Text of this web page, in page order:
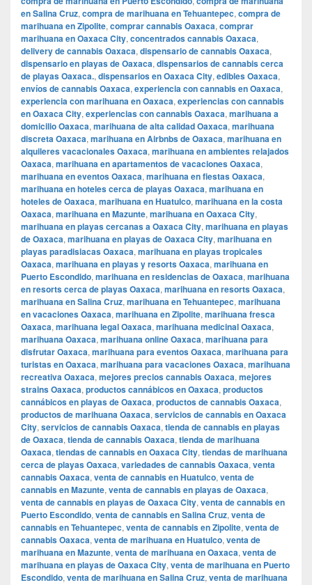
en Salina Cruz, compra de marihuana en Tehuantepec, compra de
marihuana en Zipolite, comprar cannabis Oaxaca, comprar
marihuana en Oaxaca City, concentrados cannabis Oaxaca,
delivery de cannabis Oaxaca, dispensario de cannabis Oaxaca,
dispensario en playas de Oaxaca, dispensarios de cannabis cerca
de playas Oaxaca., dispensarios en Oaxaca City, edibles Oaxaca,
envíos de cannabis Oaxaca, experiencia con cannabis en Oaxaca,
experiencia con marihuana en Oaxaca, experiencias con cannabis
en Oaxaca City, experiencias con cannabis Oaxaca, marihuana a
domicilio Oaxaca, marihuana de alta calidad Oaxaca, marihuana
discreta Oaxaca, marihuana en Airbnbs de Oaxaca, marihuana en
alquileres vacacionales Oaxaca, marihuana en ambientes relajados
Oaxaca, marihuana en apartamentos de vacaciones Oaxaca,
marihuana en eventos Oaxaca, marihuana en fiestas Oaxaca,
marihuana en hoteles cerca de playas Oaxaca, marihuana en
hoteles de Oaxaca, marihuana en Huatulco, marihuana en la costa
Oaxaca, marihuana en Mazunte, marihuana en Oaxaca City,
marihuana en playas cercanas a Oaxaca City, marihuana en playas
de Oaxaca, marihuana en playas de Oaxaca City, marihuana en
playas paradisiacas Oaxaca, marihuana en playas tropicales
Oaxaca, marihuana en playas y resorts Oaxaca, marihuana en
Puerto Escondido, marihuana en residencias de Oaxaca, marihuana
en resorts cerca de playas Oaxaca, marihuana en resorts Oaxaca,
marihuana en Salina Cruz, marihuana en Tehuantepec, marihuana
en vacaciones Oaxaca, marihuana en Zipolite, marihuana fresca
Oaxaca, marihuana legal Oaxaca, marihuana medicinal Oaxaca,
marihuana Oaxaca, marihuana online Oaxaca, marihuana para
disfrutar Oaxaca, marihuana para eventos Oaxaca, marihuana para
turistas en Oaxaca, marihuana para vacaciones Oaxaca, marihuana
recreativa Oaxaca, mejores precios cannabis Oaxaca, mejores
strains Oaxaca, productos cannábicos en Oaxaca, productos
cannábicos en playas de Oaxaca, productos de cannabis Oaxaca,
productos de marihuana Oaxaca, servicios de cannabis en Oaxaca
City, servicios de cannabis Oaxaca, tienda de cannabis en playas
de Oaxaca, tienda de cannabis Oaxaca, tienda de marihuana
Oaxaca, tiendas de cannabis en Oaxaca City, tiendas de marihuana
cerca de playas Oaxaca, variedades de cannabis Oaxaca, venta
cannabis Oaxaca, venta de cannabis en Huatulco, venta de
cannabis en Mazunte, venta de cannabis en playas de Oaxaca,
venta de cannabis en playas de Oaxaca City, venta de cannabis en
Puerto Escondido, venta de cannabis en Salina Cruz, venta de
cannabis en Tehuantepec, venta de cannabis en Zipolite, venta de
cannabis Oaxaca, venta de marihuana en Huatulco, venta de
marihuana en Mazunte, venta de marihuana en Oaxaca, venta de
marihuana en playas de Oaxaca City, venta de marihuana en Puerto
Escondido, venta de marihuana en Salina Cruz, venta de marihuana